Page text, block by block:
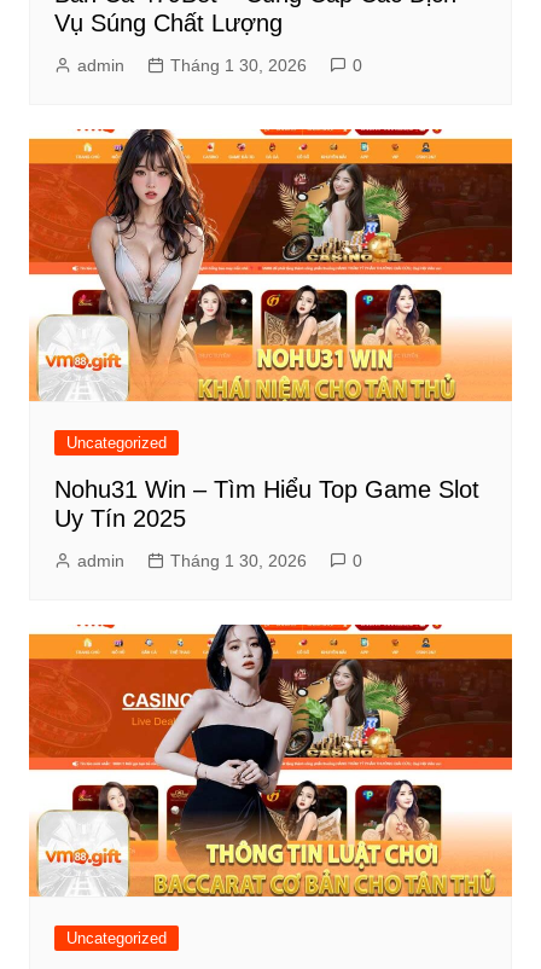
Vụ Súng Chất Lượng
admin Tháng 1 30, 2026 0
Uncategorized
Nohu31 Win – Tìm Hiểu Top Game Slot
Uy Tín 2025
admin Tháng 1 30, 2026 0
Uncategorized